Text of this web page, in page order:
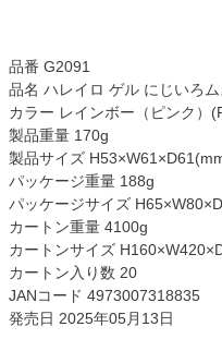
品番 G2091
品名 ハレイロ ゲル にじいろム
カラー レインボー（ピンク）
製品重量 170g
製品サイズ
パッケージ重量 188g
パッケージサイズ
カートン重量 4100g
カートンサイズ
カートン入り数 20
JANコード 4973007318835
発売日 2025年05月13日